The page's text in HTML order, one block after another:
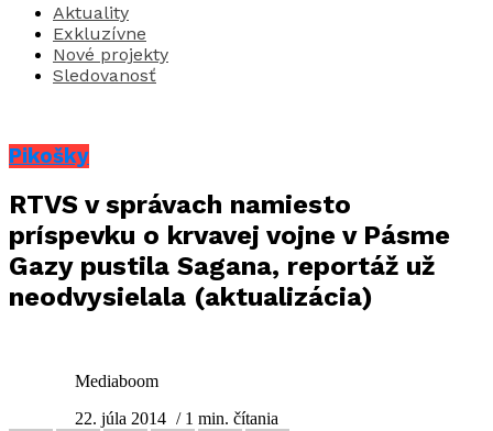
Aktuality
Exkluzívne
Nové projekty
Sledovanosť
Pikošky
RTVS v správach namiesto
príspevku o krvavej vojne v Pásme
Gazy pustila Sagana, reportáž už
neodvysielala (aktualizácia)
Mediaboom
22. júla 2014 / 1 min. čítania